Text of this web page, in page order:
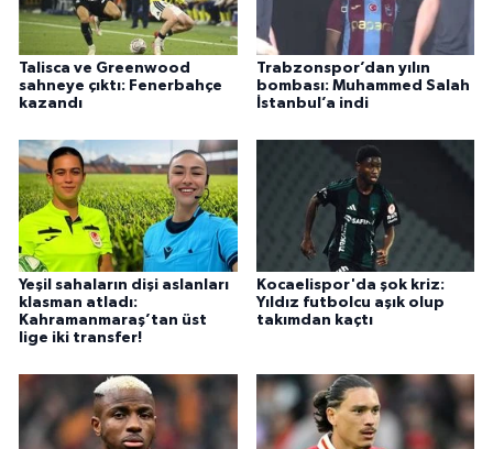
Talisca ve Greenwood
sahneye çıktı: Fenerbahçe
kazandı
Trabzonspor’dan yılın
bombası: Muhammed Salah
İstanbul’a indi
Yeşil sahaların dişi aslanları
klasman atladı:
Kahramanmaraş’tan üst
lige iki transfer!
Kocaelispor'da şok kriz:
Yıldız futbolcu aşık olup
takımdan kaçtı